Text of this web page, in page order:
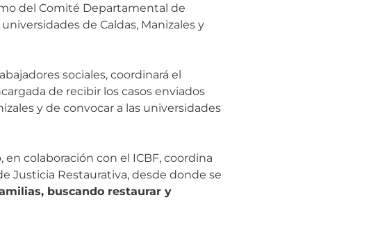
del Comité Departamental de
de Caldas, Manizales y
sociales, coordinará el
de recibir los casos enviados
y de convocar a las universidades
colaboración con el ICBF, coordina
Justicia Restaurativa, desde donde se
buscando restaurar y